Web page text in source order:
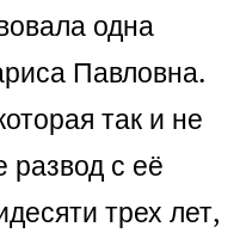
одна
Павловна.
так и не
развод с её
трех лет,